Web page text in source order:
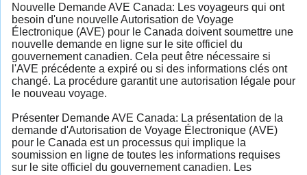
Nouvelle Demande AVE Canada: Les voyageurs qui ont
besoin d'une nouvelle Autorisation de Voyage
Électronique (AVE) pour le Canada doivent soumettre une
nouvelle demande en ligne sur le site officiel du
gouvernement canadien. Cela peut être nécessaire si
l'AVE précédente a expiré ou si des informations clés ont
changé. La procédure garantit une autorisation légale pour
le nouveau voyage.
Présenter Demande AVE Canada: La présentation de la
demande d'Autorisation de Voyage Électronique (AVE)
pour le Canada est un processus qui implique la
soumission en ligne de toutes les informations requises
sur le site officiel du gouvernement canadien. Les